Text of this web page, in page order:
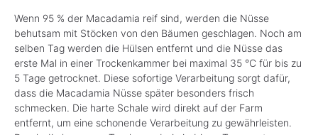
Wenn 95 % der Macadamia reif sind, werden die Nüsse
behutsam mit Stöcken von den Bäumen geschlagen. Noch am
selben Tag werden die Hülsen entfernt und die Nüsse das
erste Mal in einer Trockenkammer bei maximal 35 °C für bis zu
5 Tage getrocknet. Diese sofortige Verarbeitung sorgt dafür,
dass die Macadamia Nüsse später besonders frisch
schmecken. Die harte Schale wird direkt auf der Farm
entfernt, um eine schonende Verarbeitung zu gewährleisten.